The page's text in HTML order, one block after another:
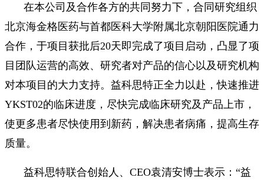
在本公司及合作各方的共同努力下，合同研究组织
北京海金格医药与首都医科大学附属北京朝阳医院通力
合作，于项目获批后20天即完成了项目启动，凸显了项
目团队运营的高效、研究者对产品的信心以及研究机构
对本项目的大力支持。益科思特正全力以赴，快速推进
YKST02的临床进度，尽快完成临床研究及产品上市，
使更多患者尽快使用到新药，解决患者病痛，提高生存
质量。
益科思特联合创始人、CEO袁清安博士表示：“益